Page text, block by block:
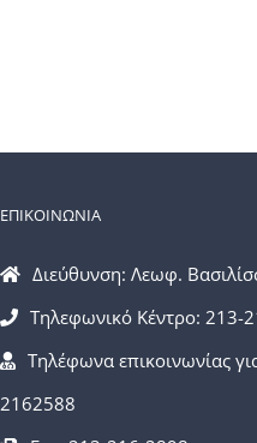
ΕΠΙΚΟΙΝΩΝΙΑ
Διεύθυνση: Λεωφ.
Τηλεφωνικό Κέντρο:
Τηλέφωνα επικοινωνίας
2162588